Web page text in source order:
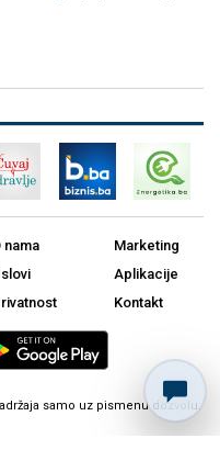
nama
Marketing
Aplikacije
Kontakt
samo uz pismenu dozvolu.